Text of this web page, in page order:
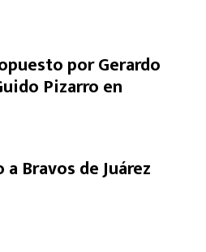
por Gerardo
Pizarro en
Bravos de Juárez